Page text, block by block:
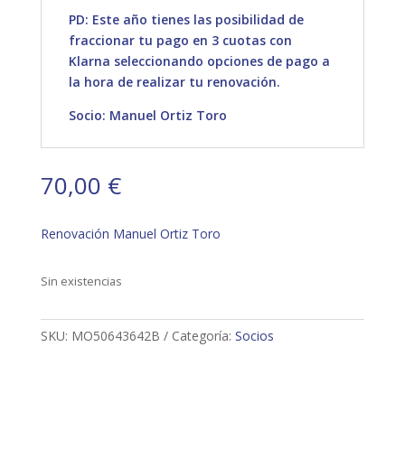
PD: Este año tienes las posibilidad de
fraccionar tu pago en 3 cuotas con
Klarna seleccionando opciones de pago a
la hora de realizar tu renovación.
Socio: Manuel Ortiz Toro
70,00 €
Renovación Manuel Ortiz Toro
Sin existencias
SKU: MO50643642B Categoría: Socios